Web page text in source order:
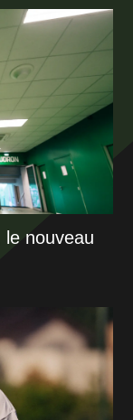
le nouveau